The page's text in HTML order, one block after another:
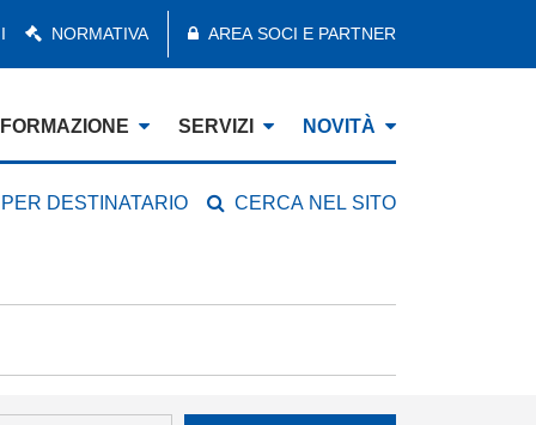
NORMATIVA AREA SOCI E PARTNER
FORMAZIONE SERVIZI NOVITÀ
DESTINATARIO CERCA NEL SITO